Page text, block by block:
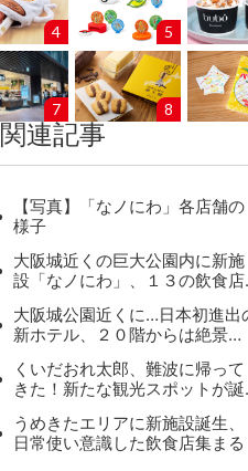
4 5
7 8
関連記事
【写真】「なノにわ」各店舗の
様子
大阪城近くの巨大公園内に新施
設「なノにわ」、１３の飲食
大阪城公園近くに…日本初進出
新ホテル、２０階からは絶景…
くいだおれ太郎、難波に帰って
きた！新たな観光スポットが
うめきたエリアに新施設誕生、
日常使い意識した飲食店集まる